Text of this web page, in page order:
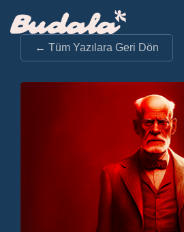
← Tüm Yazılara Geri Dön